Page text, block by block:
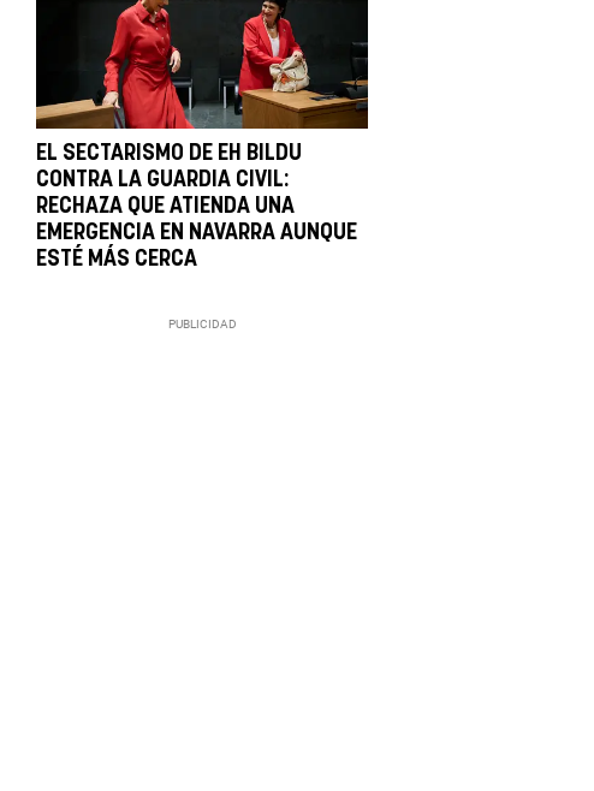
EL SECTARISMO DE EH BILDU
CONTRA LA GUARDIA CIVIL:
RECHAZA QUE ATIENDA UNA
EMERGENCIA EN NAVARRA AUNQUE
ESTÉ MÁS CERCA